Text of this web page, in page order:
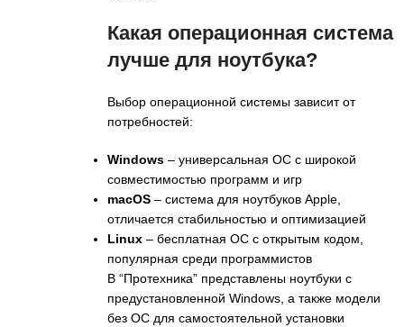
Какая операционная система
лучше для ноутбука?
Выбор операционной системы зависит от
потребностей:
Windows – универсальная ОС с широкой
совместимостью программ и игр
macOS – система для ноутбуков Apple,
отличается стабильностью и оптимизацией
Linux – бесплатная ОС с открытым кодом,
популярная среди программистов
В “Протехника” представлены ноутбуки с
предустановленной Windows, а также модели
без ОС для самостоятельной установки